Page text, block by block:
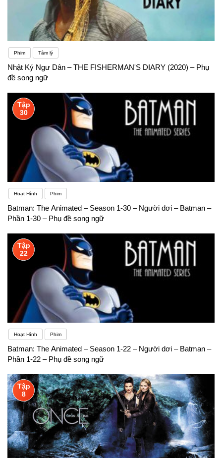
Phim Tâm lý
Nhật Ký Ngư Dân – THE FISHERMAN'S DIARY (2020) – Phụ
đề song ngữ
Tập
30
Hoạt Hình Phim
Batman: The Animated – Season 1-30 – Người dơi – Batman –
Phần 1-30 – Phụ đề song ngữ
Tập
22
Hoạt Hình Phim
Batman: The Animated – Season 1-22 – Người dơi – Batman –
Phần 1-22 – Phụ đề song ngữ
Tập
8